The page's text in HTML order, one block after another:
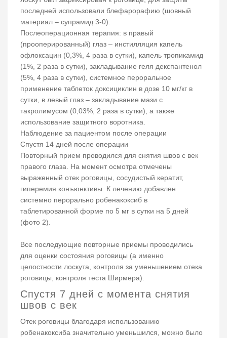
последней использовали блефарорафию (шовный
материал – супрамид 3-0).
Послеоперационная терапия: в правый
(прооперированный) глаз – инстилляция капель
офлоксацин (0,3%, 4 раза в сутки), капель тропикамид
(1%, 2 раза в сутки), закладывание геля декспантенол
(5%, 4 раза в сутки), системное пероральное
применение таблеток доксициклин в дозе 10 мг/кг в
сутки, в левый глаз – закладывание мази с
такролимусом (0,03%, 2 раза в сутки), а также
использование защитного воротника.
Наблюдение за пациентом после операции
Спустя 14 дней после операции
Повторный прием проводился для снятия швов с век
правого глаза. На момент осмотра отмечены
выраженный отек роговицы, сосудистый кератит,
гиперемия конъюнктивы. К лечению добавлен
системно перорально робенакоксиб в
таблетированной форме по 5 мг в сутки на 5 дней
(фото 2).
Все последующие повторные приемы проводились
для оценки состояния роговицы (а именно
целостности лоскута, контроля за уменьшением отека
роговицы, контроля теста Ширмера).
Спустя 7 дней с момента снятия
швов с век
Отек роговицы благодаря использованию
робенакоксиба значительно уменьшился, можно было